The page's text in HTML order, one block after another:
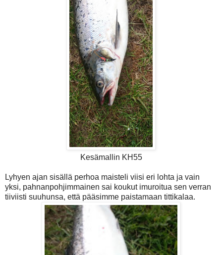
Kesämallin KH55
Lyhyen ajan sisällä perhoa maisteli viisi eri lohta ja vain
yksi, pahnanpohjimmainen sai koukut imuroitua sen verran
tiiviisti suuhunsa, että pääsimme paistamaan tittikalaa.